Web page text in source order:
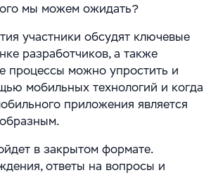
мы можем ожидать?
участники обсудят ключевые
разработчиков, а также
процессы можно упростить и
мобильных технологий и когда
приложения является
в закрытом формате.
ответы на вопросы и